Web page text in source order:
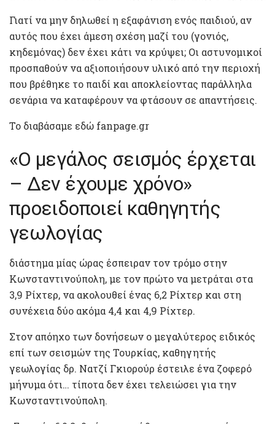
Γιατί να μην δηλωθεί η εξαφάνιση ενός παιδιού, αν
αυτός που έχει άμεση σχέση μαζί του (γονιός,
κηδεμόνας) δεν έχει κάτι να κρύψει; Οι αστυνομικοί
προσπαθούν να αξιοποιήσουν υλικό από την περιοχή
που βρέθηκε το παιδί και αποκλείοντας παράλληλα
σενάρια να καταφέρουν να φτάσουν σε απαντήσεις.
Το διαβάσαμε εδώ fanpage.gr
«Ο μεγάλος σεισμός έρχεται
– Δεν έχουμε χρόνο»
προειδοποιεί καθηγητής
γεωλογίας
διάστημα μίας ώρας έσπειραν τον τρόμο στην
Κωνσταντινούπολη, με τον πρώτο να μετράται στα
3,9 Ρίχτερ, να ακολουθεί ένας 6,2 Ρίχτερ και στη
συνέχεια δύο ακόμα 4,4 και 4,9 Ρίχτερ.
Στον απόηχο των δονήσεων ο μεγαλύτερος ειδικός
επί των σεισμών της Τουρκίας, καθηγητής
γεωλογίας δρ. Νατζί Γκιορούρ έστειλε ένα ζοφερό
μήνυμα ότι… τίποτα δεν έχει τελειώσει για την
Κωνσταντινούπολη.